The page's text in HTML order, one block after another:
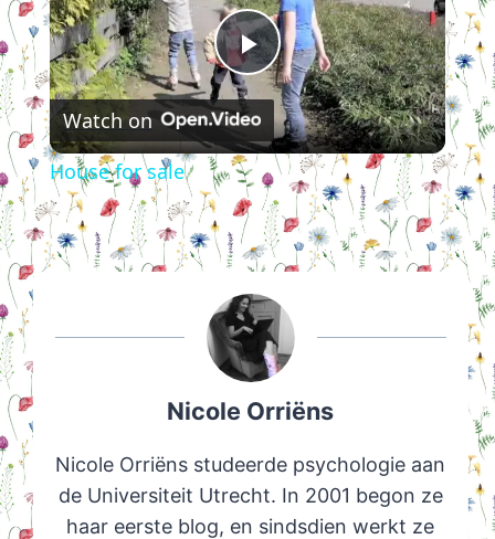
Play
Video
Watch on
House for sale
Nicole Orriëns
Nicole Orriëns studeerde psychologie aan
de Universiteit Utrecht. In 2001 begon ze
haar eerste blog, en sindsdien werkt ze